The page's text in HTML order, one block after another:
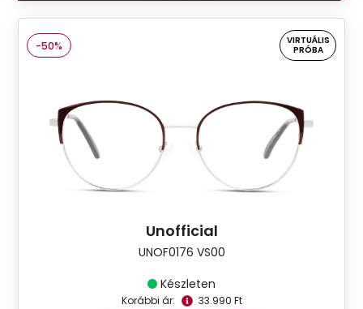
-50%
VIRTUÁLIS
PRÓBA
Unofficial
UNOF0176 VS00
Készleten
Korábbi ár: 33.990 Ft